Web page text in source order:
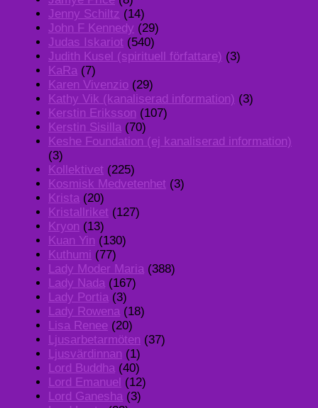
Jenny Schiltz (14)
John F Kennedy (29)
Judas Iskariot (540)
Judith Kusel (spirituell författare) (3)
KaRa (7)
Karen Vivenzio (29)
Kathy Vik (kanaliserad information) (3)
Kerstin Eriksson (107)
Kerstin Sisilla (70)
Keshe Foundation (ej kanaliserad information)
(3)
Kollektivet (225)
Kosmisk Medvetenhet (3)
Krista (20)
Kristallriket (127)
Kryon (13)
Kuan Yin (130)
Kuthumi (77)
Lady Moder Maria (388)
Lady Nada (167)
Lady Portia (3)
Lady Rowena (18)
Lisa Renee (20)
Ljusarbetarmöten (37)
Ljusvärdinnan (1)
Lord Buddha (40)
Lord Emanuel (12)
Lord Ganesha (3)